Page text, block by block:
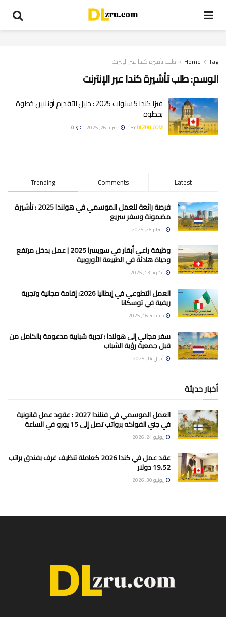
Home Tag طلب تأشيرة كندا عبر الإنترنت
الوسم:طلب تأشيرة كندا عبر الإنترنت
فيزا كندا 5 سنوات 2025 : دليل التقديم أونلاين خطوة
بخطوة
BYDLZRU.COM فبراير 26, 2025
Trending Comments Latest
فرصة رائعة للعمل الموسمي في هولندا 2025 : تأشيرة
مضمونة وسفر سريع
فبراير 26, 2025
وظيفة راعي أبقار في سويسرا 2025 | عمل بدخل مرتفع
وحياة هادئة في الطبيعة الأوروبية
أكتوبر 13, 2025
العمل التطوعي في إيطاليا 2026: إقامة مجانية وتجربة
ريفية في توسكانا
ديسمبر 16, 2025
سفر مجاني إلى هولندا : تجربة شبابية مدعومة بالكامل من
قبل جمعية رؤية الشباب
أبريل 14, 2025
أخبار حديثة
العمل الموسمي في فنلندا 2027 : عقود عمل قانونية
في جني الفواكه برواتب تصل إلى 15 يورو في الساعة
يوليو 24, 2026
عقد عمل في كندا 2026 كعاملة تنظيف غرف بفندق براتب
19.52 دولار
يونيو 30, 2026